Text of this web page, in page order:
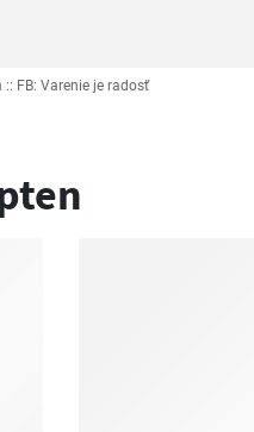
:: FB: Varenie je radosť